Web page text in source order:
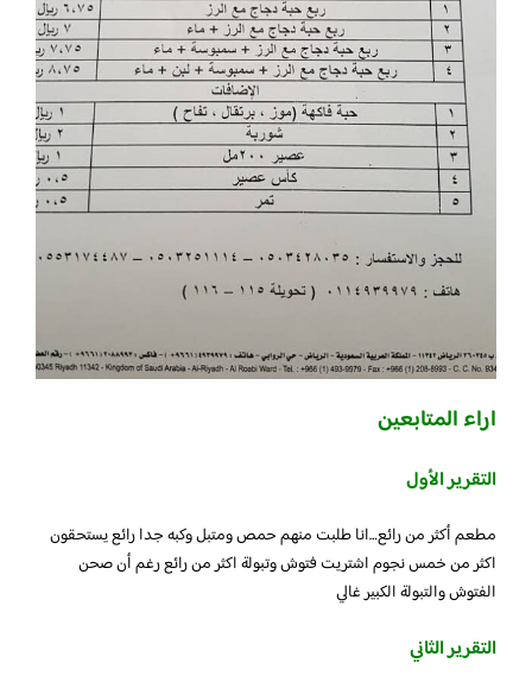
اراء المتابعين
التقرير الأول
مطعم أكثر من رائع…انا طلبت منهم حمص ومتبل وكبه جدا رائع يستحقون
اكثر من خمس نجوم اشتريت فتوش وتبولة اكثر من رائع رغم أن صحن
الفتوش والتبولة الكبير غالي
التقرير الثاني